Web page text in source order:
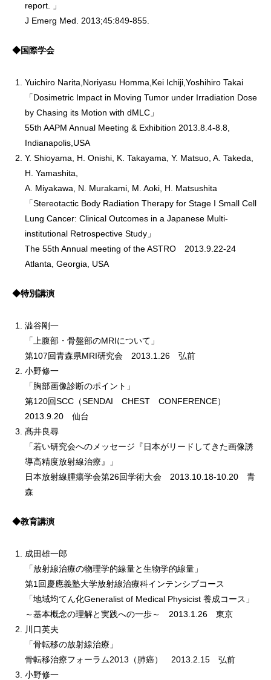
report. 」
J Emerg Med. 2013;45:849-855.
◆国際学会
Yuichiro Narita,Noriyasu Homma,Kei Ichiji,Yoshihiro Takai
「Dosimetric Impact in Moving Tumor under Irradiation Dose
by Chasing its Motion with dMLC」
55th AAPM Annual Meeting & Exhibition 2013.8.4-8.8,
Indianapolis,USA
Y. Shioyama, H. Onishi, K. Takayama, Y. Matsuo, A. Takeda,
H. Yamashita,
A. Miyakawa, N. Murakami, M. Aoki, H. Matsushita
「Stereotactic Body Radiation Therapy for Stage I Small Cell
Lung Cancer: Clinical Outcomes in a Japanese Multi-
institutional Retrospective Study」
The 55th Annual meeting of the ASTRO 2013.9.22-24
Atlanta, Georgia, USA
◆特別講演
澁谷剛一
「上腹部・骨盤部のMRIについて」
第107回青森県MRI研究会 2013.1.26 弘前
小野修一
「胸部画像診断のポイント」
第120回SCC（SENDAI CHEST CONFERENCE）
2013.9.20 仙台
髙井良尋
「若い研究会へのメッセージ『日本がリードしてきた画像誘
導高精度放射線治療』」
日本放射線腫瘍学会第26回学術大会 2013.10.18-10.20 青
森
◆教育講演
成田雄一郎
「放射線治療の物理学的線量と生物学的線量」
第1回慶應義塾大学放射線治療科インテンシブコース
「地域均てん化Generalist of Medical Physicist 養成コース」
～基本概念の理解と実践への一歩～ 2013.1.26 東京
川口英夫
「骨転移の放射線治療」
骨転移治療フォーラム2013（肺癌） 2013.2.15 弘前
小野修一